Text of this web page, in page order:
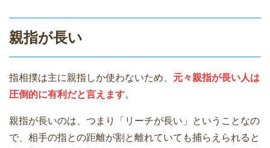
親指が長い
指相撲は主に親指しか使わないため、 元々親指が長い人は
圧倒的に有利だと言えます。
親指が長いのは、つまり「リーチが長い」ということなの
で、相手の指との距離が割と離れていても捕らえられると